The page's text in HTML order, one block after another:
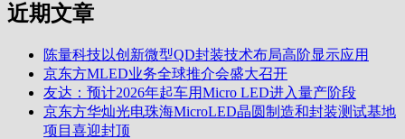
近期文章
陈量科技以创新微型QD封装技术布局高阶显示应用
京东方MLED业务全球推介会盛大召开
友达：预计2026年起车用Micro LED进入量产阶段
京东方华灿光电珠海MicroLED晶圆制造和封装测试基地
项目喜迎封顶